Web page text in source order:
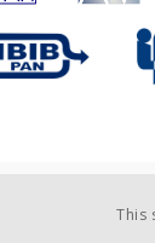
This